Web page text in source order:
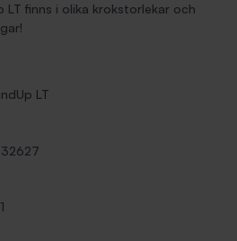
LT finns i olika krokstorlekar och
LT